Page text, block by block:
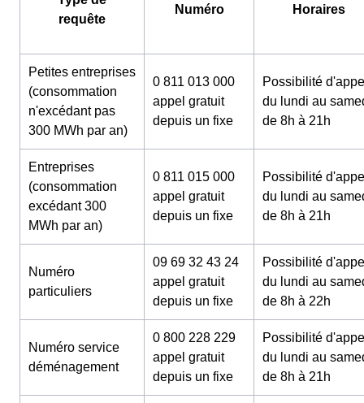
requête
Numéro Horaires
Petites entreprises
(consommation
n'excédant pas
300 MWh par an)
0 811 013 000
appel gratuit
depuis un fixe
Possibilité
du lundi au
de 8h à 21h
Entreprises
(consommation
excédant 300
MWh par an)
0 811 015 000
appel gratuit
depuis un fixe
Possibilité
du lundi au
de 8h à 21h
Numéro
particuliers
09 69 32 43 24
appel gratuit
depuis un fixe
Possibilité
du lundi au
de 8h à 22h
Numéro service
déménagement
0 800 228 229
appel gratuit
depuis un fixe
Possibilité
du lundi au
de 8h à 21h